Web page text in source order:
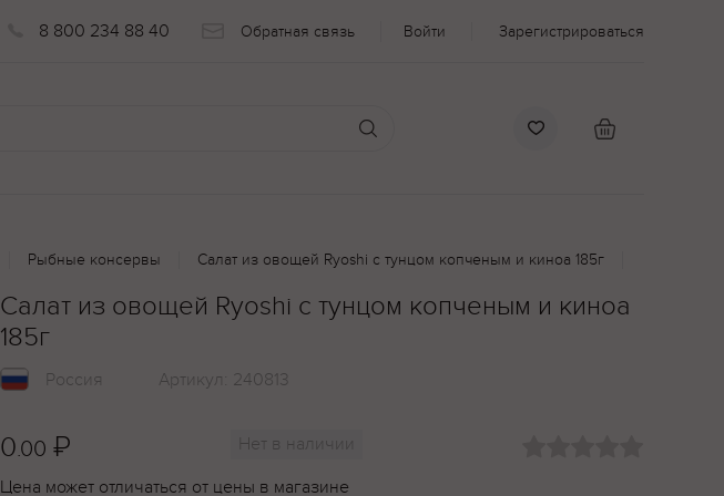
8 800 234 88 40 Обратная связь Войти Зарегистрироваться
Рыбные консервы Салат из овощей Ryoshi с тунцом копченым и киноа 185г
Салат из овощей Ryoshi с тунцом копченым и киноа
185г
Россия Артикул: 240813
0.00 ₽
Нет в наличии
Цена может отличаться от цены в магазине